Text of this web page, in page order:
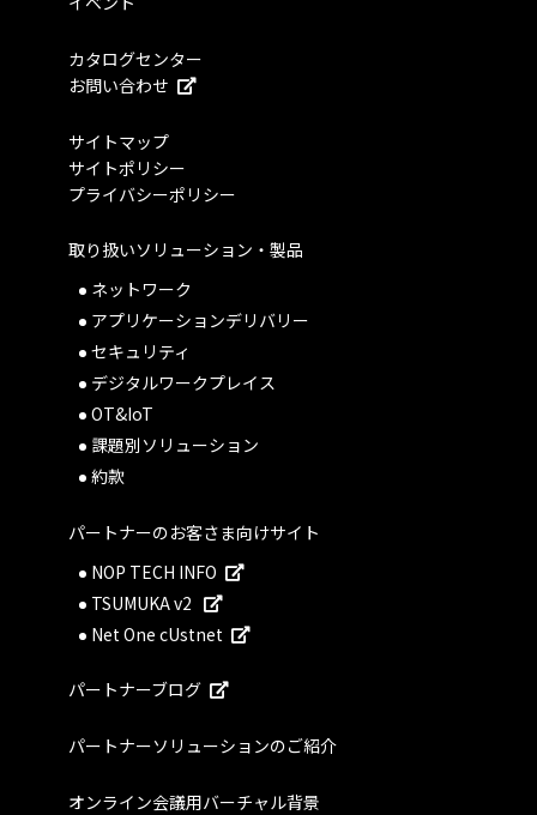
カタログセンター
お問い合わせ
サイトマップ
サイトポリシー
プライバシーポリシー
取り扱いソリューション・製品
ネットワーク
アプリケーションデリバリー
セキュリティ
デジタルワークプレイス
OT&IoT
課題別ソリューション
約款
パートナーのお客さま向けサイト
NOP TECH INFO
TSUMUKA v2
Net One cUstnet
パートナーブログ
パートナーソリューションのご紹介
オンライン会議用バーチャル背景